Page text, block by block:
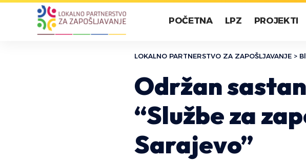
POČETNA LPZ PROJEKTI
LOKALNO PARTNERSTVO ZA ZAPOŠLJAVANJE >
Održan
“Službe za
Sarajevo”